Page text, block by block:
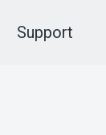
Support